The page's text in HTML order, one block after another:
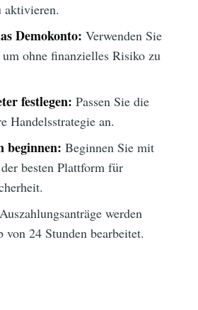
aktivieren.
Demokonto: Verwenden Sie
ohne finanzielles Risiko zu
festlegen: Passen Sie die
Handelsstrategie an.
beginnen: Beginnen Sie mit
besten Plattform für
Auszahlungsanträge werden
von 24 Stunden bearbeitet.